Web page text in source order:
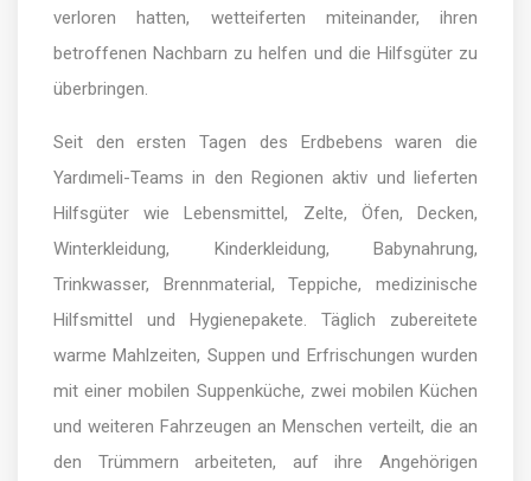
verloren hatten, wetteiferten miteinander, ihren
betroffenen Nachbarn zu helfen und die Hilfsgüter zu
überbringen.
Seit den ersten Tagen des Erdbebens waren die
Yardımeli-Teams in den Regionen aktiv und lieferten
Hilfsgüter wie Lebensmittel, Zelte, Öfen, Decken,
Winterkleidung, Kinderkleidung, Babynahrung,
Trinkwasser, Brennmaterial, Teppiche, medizinische
Hilfsmittel und Hygienepakete. Täglich zubereitete
warme Mahlzeiten, Suppen und Erfrischungen wurden
mit einer mobilen Suppenküche, zwei mobilen Küchen
und weiteren Fahrzeugen an Menschen verteilt, die an
den Trümmern arbeiteten, auf ihre Angehörigen